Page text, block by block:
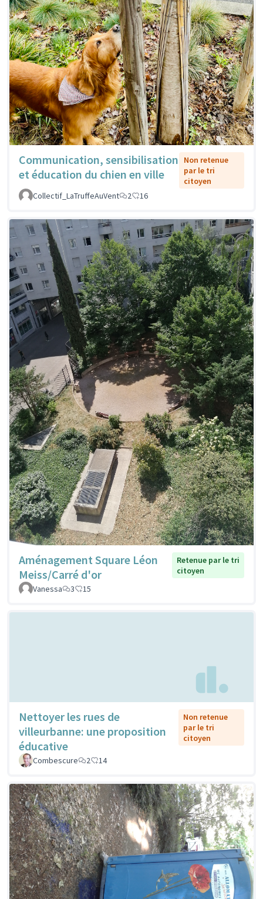
Communication, sensibilisation
et éducation du chien en ville
Non retenue
par le tri
citoyen
Collectif_LaTruffeAuVent
2 16
Aménagement Square Léon
Meiss/Carré d'or
Retenue par le tri
citoyen
Vanessa
3 15
Nettoyer les rues de
villeurbanne: une proposition
éducative
Non retenue
par le tri
citoyen
Combescure 2 14